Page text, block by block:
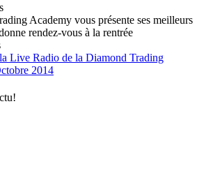
Academy vous présente ses meilleurs
rendez-vous à la rentrée
Live Radio de la Diamond Trading
2014